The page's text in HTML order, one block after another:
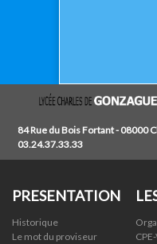
84 Rue du Bois Fortant - 08000
03.24.37.33.33
PRESENTATION
Historique
Le mot du proviseur